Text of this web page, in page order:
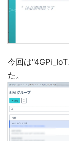
今回は
た。